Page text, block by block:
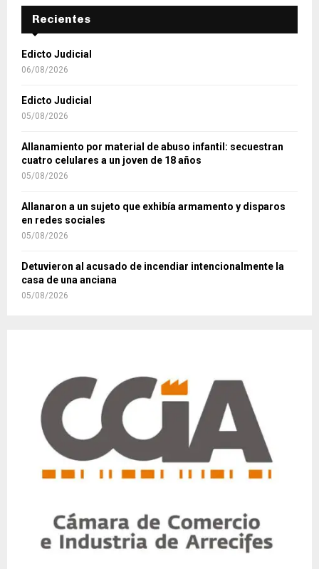
Recientes
Edicto Judicial
06/08/2026
Edicto Judicial
05/08/2026
Allanamiento por material de abuso infantil: secuestran
cuatro celulares a un joven de 18 años
05/08/2026
Allanaron a un sujeto que exhibía armamento y disparos
en redes sociales
05/08/2026
Detuvieron al acusado de incendiar intencionalmente la
casa de una anciana
05/08/2026